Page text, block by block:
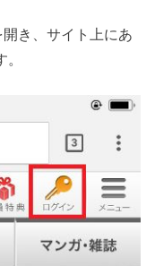
き、サイト上にあ